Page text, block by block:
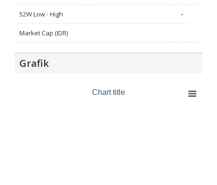
52W Low - High -
Market Cap (IDR)
Grafik
Chart title